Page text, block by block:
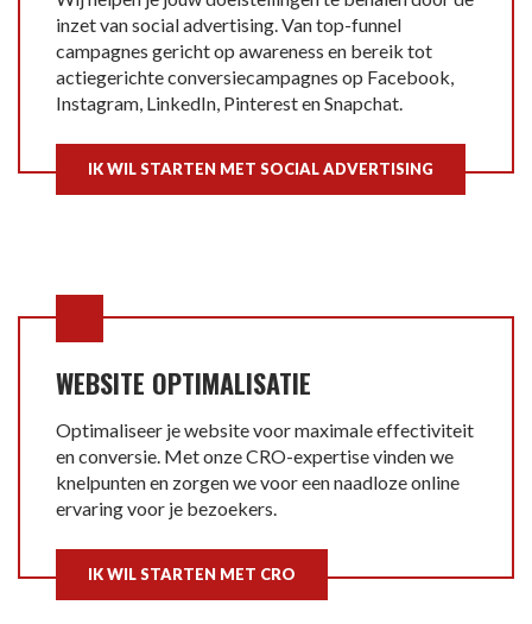
inzet van social advertising. Van top-funnel
campagnes gericht op awareness en bereik tot
actiegerichte conversiecampagnes op Facebook,
Instagram, LinkedIn, Pinterest en Snapchat.
IK WIL STARTEN MET SOCIAL ADVERTISING
WEBSITE OPTIMALISATIE
Optimaliseer je website voor maximale effectiviteit
en conversie. Met onze CRO-expertise vinden we
knelpunten en zorgen we voor een naadloze online
ervaring voor je bezoekers.
IK WIL STARTEN MET CRO